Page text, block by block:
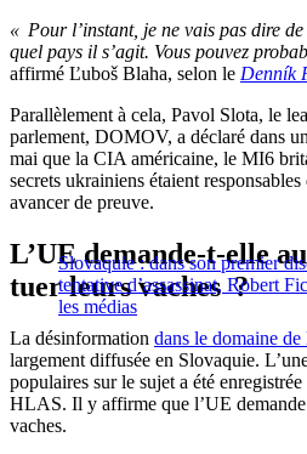
« Pour l’instant, je ne vais pas dire de
quel pays il s’agit. Vous pouvez
affirmé Ľuboš Blaha, selon le Denník
Parallèlement à cela, Pavol Slota, le
parlement, DOMOV, a déclaré dans
mai que la CIA américaine, le MI6
secrets ukrainiens étaient
avancer de preuve.
Slovaquie : dans son premier
tentative d’assassinat, Robert
les médias
L’UE demande-t-elle
tuer leurs vaches ?
La désinformation dans le domaine de
largement diffusée en Slovaquie.
populaires sur le sujet a été
HLAS. Il y affirme que l’UE
vaches.